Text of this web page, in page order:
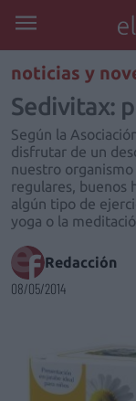
noticias y
Sedivitax:
Según la
disfrutar de un
nuestro
regulares, buenos
algún tipo de
yoga o la
Redacción
08/05/2014